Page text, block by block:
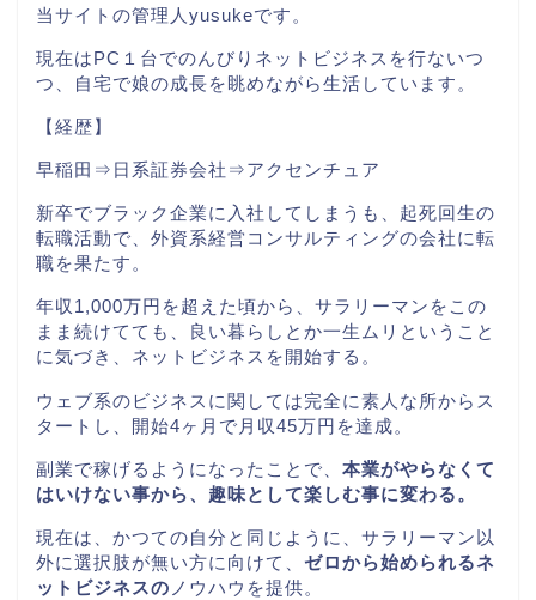
当サイトの管理人 yusukeです。
現在はPC１台でのんびりネットビジネスを行ないつ
つ、自宅で娘の成長を眺めながら生活しています。
【経歴】
早稲田⇒日系証券会社⇒アクセンチュア
新卒でブラック企業に入社してしまうも、起死回生の
転職活動で、外資系経営コンサルティングの会社に転
職を果たす。
年収1,000万円を超えた頃から、サラリーマンをこの
まま続けてても、良い暮らしとか一生ムリということ
に気づき、ネットビジネスを開始する。
ウェブ系のビジネスに関しては完全に素人な所からス
タートし、開始4ヶ月で月収45万円を達成。
副業で稼げるようになったことで、 本業がやらなくて
はいけない事から、趣味として楽しむ事に変わる。
現在は、かつての自分と同じように、サラリーマン以
外に選択肢が無い方に向けて、 ゼロから始められるネ
ットビジネスの ノウハウを提供。